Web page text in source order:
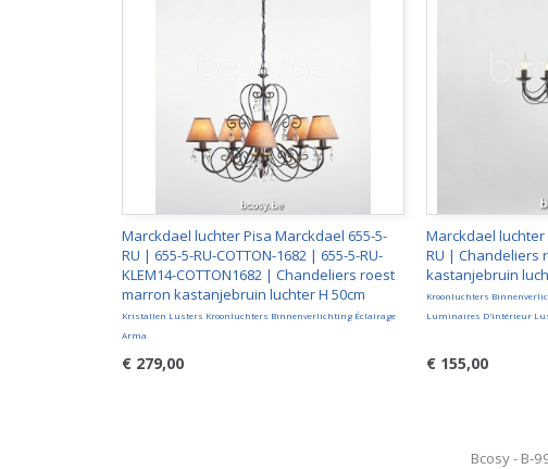
Marckdael luchter Pisa Marckdael 655-5-
RU | 655-5-RU-COTTON-1682 | 655-5-RU-
KLEM14-COTTON1682 | Chandeliers roest
marron kastanjebruin luchter H 50cm
Kristallen Lusters Kroonluchters Binnenverlichting Éclairage
Arma
€ 279,00
Marckdael luchter
RU | Chandeliers
kastanjebruin
Kroonluchters
Luminaires D'intérieur
€ 155,00
Bcosy - B-